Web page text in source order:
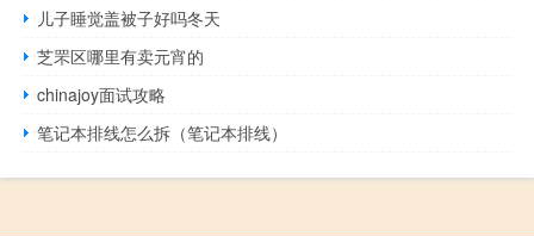
儿子睡觉盖被子好吗冬天
芝罘区哪里有卖元宵的
chinajoy面试攻略
笔记本排线怎么拆（笔记本排线）